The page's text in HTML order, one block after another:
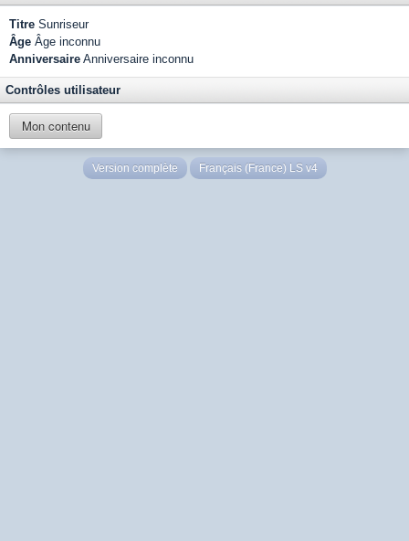
Titre Sunriseur
Âge Âge inconnu
Anniversaire Anniversaire inconnu
Contrôles utilisateur
Mon contenu
Version complète Français (France) LS v4